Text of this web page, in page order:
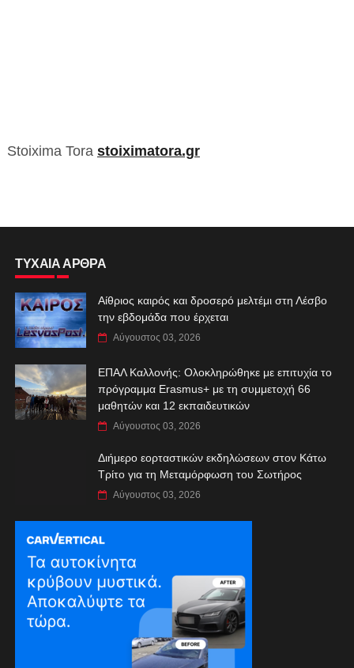
Stoixima Tora stoiximatora.gr
ΤΥΧΑΙΑ ΑΡΘΡΑ
Αίθριος καιρός και δροσερό μελτέμι στη Λέσβο
την εβδομάδα που έρχεται
Αύγουστος 03, 2026
ΕΠΑΛ Καλλονής: Ολοκληρώθηκε με επιτυχία το
πρόγραμμα Erasmus+ με τη συμμετοχή 66
μαθητών και 12 εκπαιδευτικών
Αύγουστος 03, 2026
Διήμερο εορταστικών εκδηλώσεων στον Κάτω
Τρίτο για τη Μεταμόρφωση του Σωτήρος
Αύγουστος 03, 2026